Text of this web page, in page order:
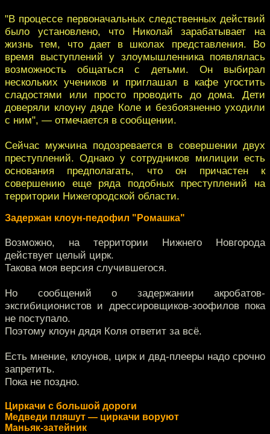
"В процессе первоначальных следственных действий
было установлено, что Николай зарабатывает на
жизнь тем, что дает в школах представления. Во
время выступлений у злоумышленника появлялась
возможность общаться с детьми. Он выбирал
нескольких учеников и приглашал в кафе угостить
сладостями или просто проводить до дома. Дети
доверяли клоуну дяде Коле и безбоязненно уходили
с ним", — отмечается в сообщении.
Сейчас мужчина подозревается в совершении двух
преступлений. Однако у сотрудников милиции есть
основания предполагать, что он причастен к
совершению еще ряда подобных преступлений на
территории Нижегородской области.
Задержан клоун-педофил "Ромашка"
Возможно, на территории Нижнего Новгорода
действует целый цирк.
Такова моя версия случившегося.
Но сообщений о задержании акробатов-
эксгибиционистов и дрессировщиков-зоофилов пока
не поступало.
Поэтому клоун дядя Коля ответит за всё.
Есть мнение, клоунов, цирк и двд-плееры надо срочно
запретить.
Пока не поздно.
Циркачи с большой дороги
Медведи пляшут — циркачи воруют
Маньяк-затейник